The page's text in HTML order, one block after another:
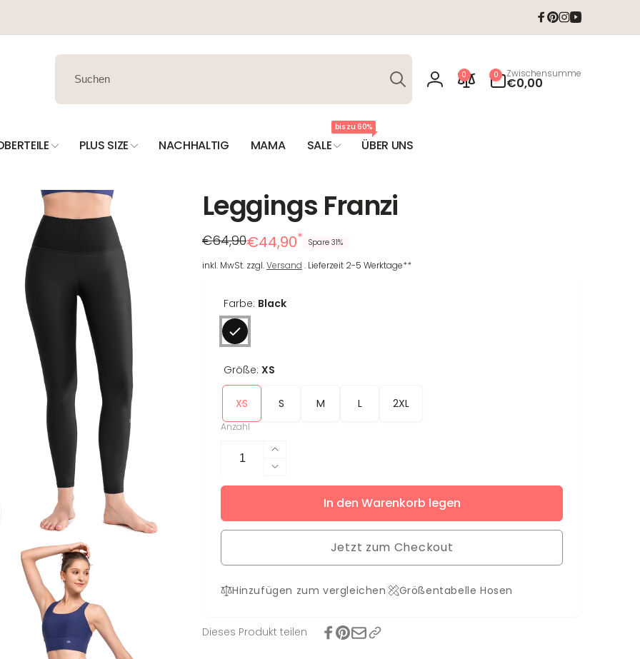
Facebook
Pinterest
Instagram
YouTube
Suchen
Einloggen
0 0
Artikel
Zwischensumme
€0,00
PLUS SIZE NACHHALTIG MAMA SALE
bis zu 60%
ÜBER UNS
Leggings Franzi
Regulärer
Preis
€64,90
Reduzierter
Preis
€44,90* Spare 31%
inkl. MwSt. zzgl.Versand . Lieferzeit 2-5 Werktage**
Farbe: Black
Größe: XS
XS S M L 2XL
Anzahl
Erhöhe
die
Menge
Franzi
Verringere
die
für
Leggings
In den Warenkorb legen
Jetzt zum Checkout
Hinzufügen zum vergleichen Größentabelle Hosen
Dieses Produkt teilen